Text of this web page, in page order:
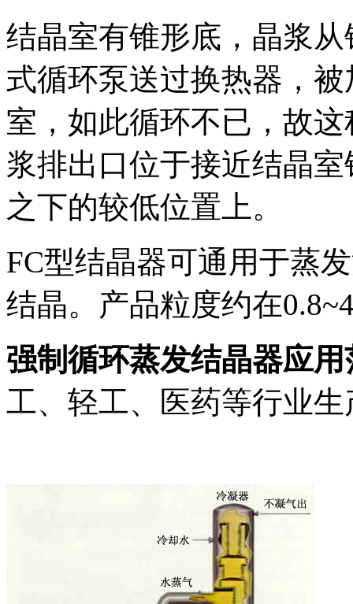
结晶室有锥形底，晶浆
式循环泵送过换热器，
室，如此循环不已，故
浆排出口位于接近结晶
之下的较低位置上。
FC型结晶器可通用于蒸
结晶。产品粒度约在
强制循环蒸发结晶器应用
工、轻工、医药等行业